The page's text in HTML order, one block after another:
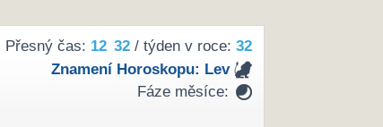
Přesný čas: 12 32/ týden v roce: 32
Znamení Horoskopu: Lev
Fáze měsíce: